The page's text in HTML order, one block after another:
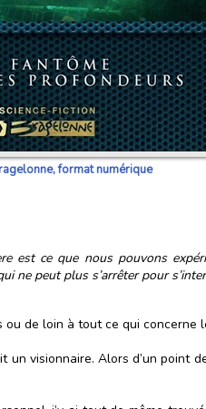
format numérique
est ce que nous pouvons
ne peut plus s’arrêter pour
ou de loin à tout ce qui
un visionnaire. Alors d’un point